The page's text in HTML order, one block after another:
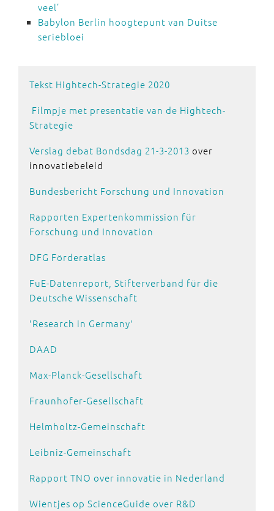
veel’
Babylon Berlin hoogtepunt van Duitse
seriebloei
Tekst Hightech-Strategie 2020
Filmpje met presentatie van de Hightech-
Strategie
Verslag debat Bondsdag 21-3-2013 over
innovatiebeleid
Bundesbericht Forschung und Innovation
Rapporten Expertenkommission für
Forschung und Innovation
DFG Förderatlas
FuE-Datenreport, Stifterverband für die
Deutsche Wissenschaft
'Research in Germany'
DAAD
Max-Planck-Gesellschaft
Fraunhofer-Gesellschaft
Helmholtz-Gemeinschaft
Leibniz-Gemeinschaft
Rapport TNO over innovatie in Nederland
Wientjes op ScienceGuide over R&D